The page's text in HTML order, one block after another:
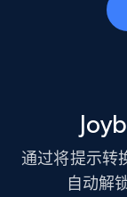
Account,
business
Instagram
通过将提示转
自动解